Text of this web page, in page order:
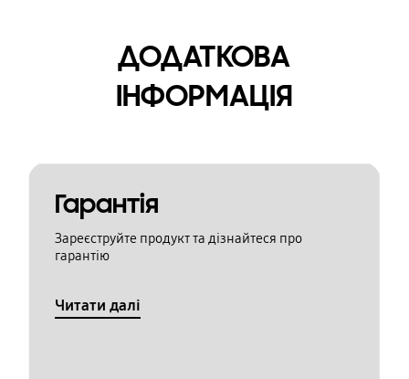
ДОДАТКОВА
ІНФОРМАЦІЯ
Гарантія
Зареєструйте продукт та дізнайтеся про
гарантію
Читати далі